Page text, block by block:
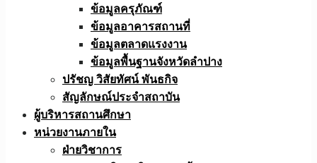
ข้อมูลครุภัณฑ์
ข้อมูลอาคารสถานที่
ข้อมูลตลาดแรงงาน
ข้อมูลพื้นฐานจังหวัดลำปาง
ปรัชญ วิสัยทัศน์ พันธกิจ
สัญลักษณ์ประจำสถาบัน
ผู้บริหารสถานศึกษา
หน่วยงานภายใน
ฝ่ายวิชาการ